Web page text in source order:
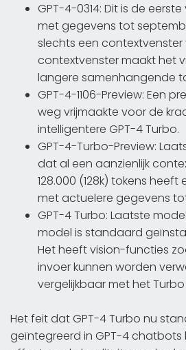
GPT-4-0314: Dit is de
met gegevens tot
slechts een contextvenster
contextvenster maakt het
langere samenhangende
GPT-4-1106-Preview: Een
weg vrijmaakte voor de
intelligentere GPT-4 Turbo.
GPT-4-Turbo-Preview:
dat al een aanzienlijk
128.000 (128k) tokens
met actuelere gegevens
GPT-4 Turbo: Laatste
model is standaard
Het heeft vision-functies
invoer kunnen worden
vergelijkbaar met het
Het feit dat GPT-4 Turbo nu
geïntegreerd in GPT-4